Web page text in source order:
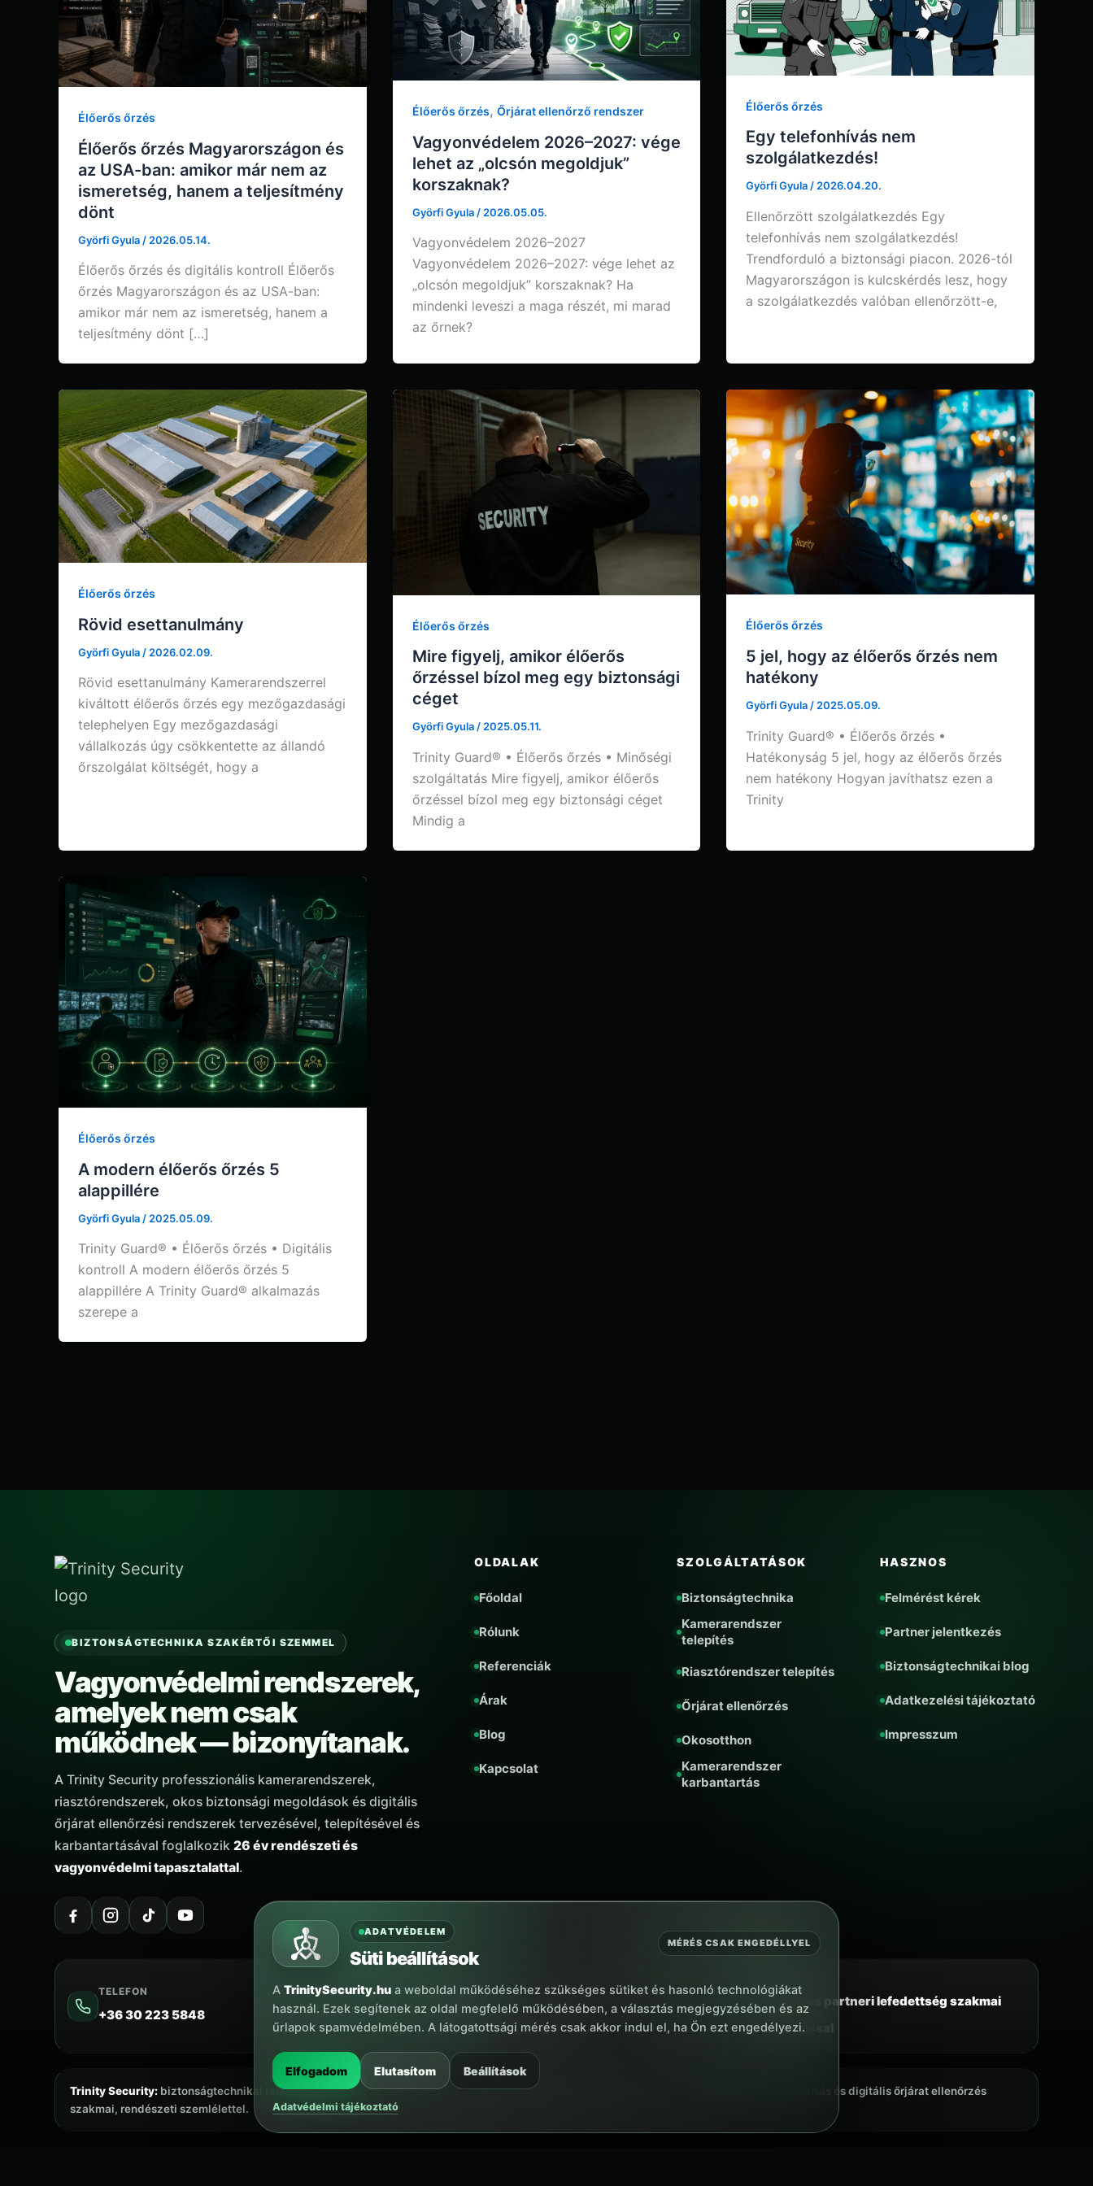
Élőerős őrzés
Élőerős őrzés Magyarországon és
az USA-ban: amikor már nem az
ismeretség, hanem a teljesítmény
dönt
Györfi Gyula / 2026.05.14.
Élőerős őrzés és digitális kontroll Élőerős
őrzés Magyarországon és az USA-ban:
amikor már nem az ismeretség, hanem a
teljesítmény dönt […]
Élőerős őrzés, Őrjárat ellenőrző rendszer
Vagyonvédelem 2026–2027: vége
lehet az „olcsón megoldjuk”
korszaknak?
Györfi Gyula / 2026.05.05.
Vagyonvédelem 2026–2027
Vagyonvédelem 2026–2027: vége lehet az
„olcsón megoldjuk” korszaknak? Ha
mindenki leveszi a maga részét, mi marad
az őrnek?
Élőerős őrzés
Egy telefonhívás nem
szolgálatkezdés!
Györfi Gyula/2026.04.20.
Ellenőrzött szolgálatkezdés Egy
telefonhívás nem szolgálatkezdés!
Trendforduló a biztonsági piacon. 2026-tól
Magyarországon is kulcskérdés lesz, hogy
a szolgálatkezdés valóban ellenőrzött-e,
Élőerős őrzés
Rövid esettanulmány
Györfi Gyula / 2026.02.09.
Rövid esettanulmány Kamerarendszerrel
kiváltott élőerős őrzés egy mezőgazdasági
telephelyen Egy mezőgazdasági
vállalkozás úgy csökkentette az állandó
őrszolgálat költségét, hogy a
Élőerős őrzés
Mire figyelj, amikor élőerős
őrzéssel bízol meg egy biztonsági
céget
Györfi Gyula/2025.05.11.
Trinity Guard® • Élőerős őrzés • Minőségi
szolgáltatás Mire figyelj, amikor élőerős
őrzéssel bízol meg egy biztonsági céget
Mindig a
Élőerős őrzés
5 jel, hogy az élőerős őrzés nem
hatékony
Györfi Gyula / 2025.05.09.
Trinity Guard® • Élőerős őrzés •
Hatékonyság 5 jel, hogy az élőerős őrzés
nem hatékony Hogyan javíthatsz ezen a
Trinity
Élőerős őrzés
A modern élőerős őrzés 5
alappillére
Györfi Gyula / 2025.05.09.
Trinity Guard® • Élőerős őrzés • Digitális
kontroll A modern élőerős őrzés 5
alappillére A Trinity Guard® alkalmazás
szerepe a
BIZTONSÁGTECHNIKA SZAKÉRTŐI SZEMMEL
Vagyonvédelmi rendszerek,
amelyek nem csak
működnek — bizonyítanak.
A Trinity Security professzionális kamerarendszerek,
riasztórendszerek, okos biztonsági megoldások és digitális
őrjárat ellenőrzési rendszerek tervezésével, telepítésével és
karbantartásával foglalkozik26 év rendészeti és
vagyonvédelmi tapasztalattal.
OLDALAK
Főoldal
Rólunk
Referenciák
Árak
Blog
Kapcsolat
SZOLGÁLTATÁSOK
Biztonságtechnika
Kamerarendszer
telepítés
Riasztórendszer telepítés
Őrjárat ellenőrzés
Okosotthon
Kamerarendszer
karbantartás
HASZNOS
Felmérést kérek
Partner jelentkezés
Biztonságtechnikai blog
Adatkezelési tájékoztató
Impresszum
TELEFON
+36 30 223 5848
E-MAIL
iroda@trinitysecurity.hu
Országos partneri lefedettség szakmai
irányítással
Trinity Security: biztonságtechnikai rendszerek tervezése, kamerarendszer telepítés, riasztórendszerek, okosotthon megoldások, karbantartás és digitális őrjárat ellenőrzés
szakmai, rendészeti szemlélettel.
ADATVÉDELEM
Süti beállítások
MÉRÉS CSAK ENGEDÉLLYEL
A TrinitySecurity.hu a weboldal működéséhez szükséges sütiket és hasonló technológiákat
használ. Ezek segítenek az oldal megfelelő működésében, a választás megjegyzésében és az
űrlapok spamvédelmében. A látogatottsági mérés csak akkor indul el, ha Ön ezt engedélyezi.
Elfogadom Elutasítom Beállítások
Adatvédelmi tájékoztató